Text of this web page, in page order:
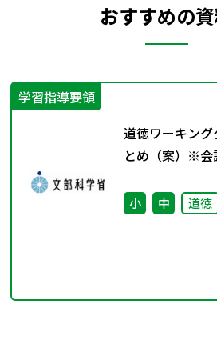
おすすめの
学習指導要領
道徳ワーキン
とめ（案）※会
小 中 道徳